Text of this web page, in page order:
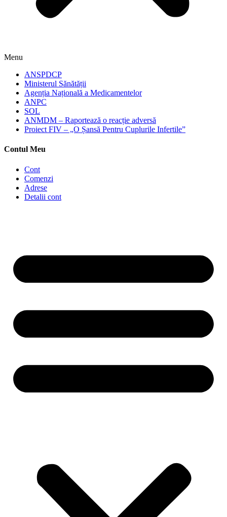
Menu
ANSPDCP
Ministerul Sănătății
Agenția Națională a Medicamentelor
ANPC
SOL
ANMDM – Raportează o reacție adversă
Proiect FIV – „O Șansă Pentru Cuplurile Infertile”
Contul Meu
Cont
Comenzi
Adrese
Detalii cont